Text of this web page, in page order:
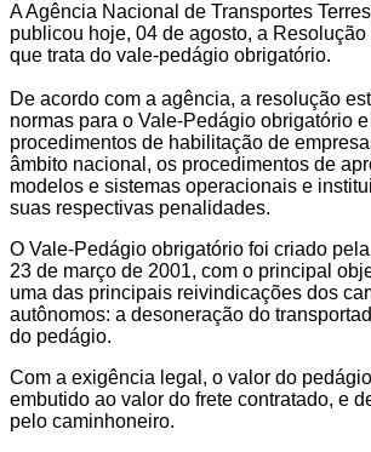
A Agência Nacional de Transportes
publicou hoje, 04 de agosto, a Resolução
que trata do vale-pedágio obrigatório.
De acordo com a agência, a resolução
normas para o Vale-Pedágio obrigatório
procedimentos de habilitação de
âmbito nacional, os procedimentos de
modelos e sistemas operacionais e
suas respectivas penalidades.
O Vale-Pedágio obrigatório foi criado
23 de março de 2001, com o principal
uma das principais reivindicações dos
autônomos: a desoneração do
do pedágio.
Com a exigência legal, o valor do
embutido ao valor do frete contratado, e
pelo caminhoneiro.